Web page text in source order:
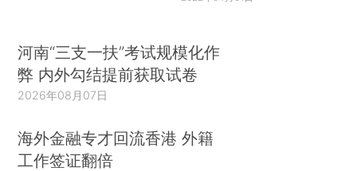
河南“三支一扶”考试规模化作
弊 内外勾结提前获取试卷
2026年08月07日
海外金融专才回流香港 外籍
工作签证翻倍